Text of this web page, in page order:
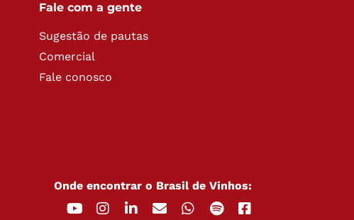
Fale com a gente
Sugestão de pautas
Comercial
Fale conosco
Onde encontrar o Brasil de Vinhos: